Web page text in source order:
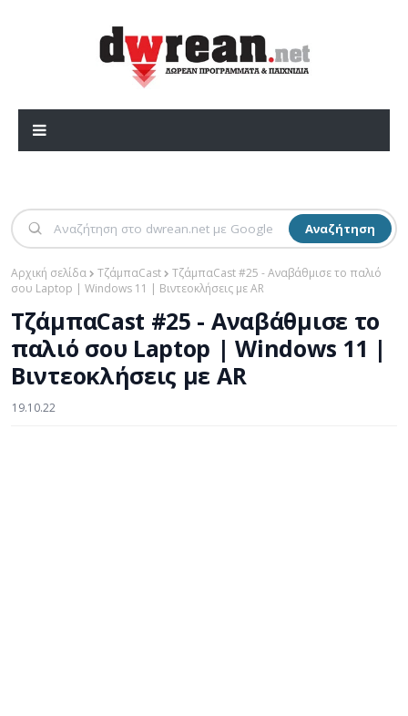
Αναζήτηση
Αρχική σελίδα ΤζάμπαCast
ΤζάμπαCast #25 - Αναβάθμισε το παλιό
σου Laptop | Windows 11 | Βιντεοκλήσεις με AR
ΤζάμπαCast #25 - Αναβάθμισε το
παλιό σου Laptop | Windows 11 |
Βιντεοκλήσεις με AR
19.10.22